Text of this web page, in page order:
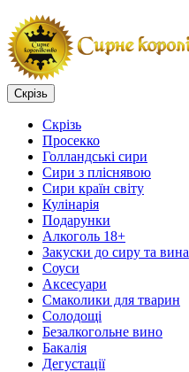
Скрізь
Скрізь
Просекко
Голландські сири
Сири з пліснявою
Сири країн світу
Кулінарія
Подарунки
Алкоголь 18+
Закуски до сиру та вина
Соуси
Аксесуари
Смаколики для тварин
Солодощі
Безалкогольне вино
Бакалія
Дегустації